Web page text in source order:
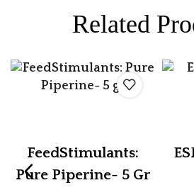
Related
FeedStimulants:
Pure Piperine- 5 Gr